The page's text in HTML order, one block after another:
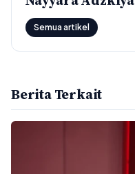
Semua artikel
Berita Terkait